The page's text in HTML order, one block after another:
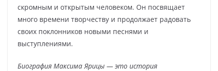
скромным и открытым человеком. Он посвящает
много времени творчеству и продолжает радовать
своих поклонников новыми песнями и
выступлениями.
Биография Максима Ярицы — это история